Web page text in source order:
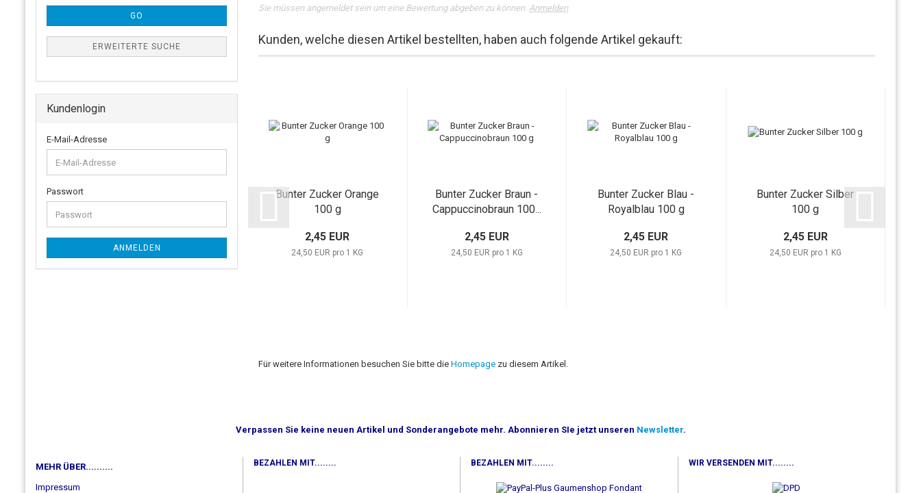
Sie müssen angemeldet sein um eine Bewertung abgeben zu können. Anmelden
Kunden, welche diesen Artikel bestellten, haben auch folgende Artikel gekauft:
Bunter Zucker Orange
100 g
2,45 EUR
24,50 EUR pro 1 KG
Bunter Zucker Braun -
Cappuccinobraun 100...
2,45 EUR
24,50 EUR pro 1 KG
Bunter Zucker Blau -
Royalblau 100 g
2,45 EUR
24,50 EUR pro 1 KG
Bunter Zucker Silber
100 g
2,45 EUR
24,50 EUR pro 1 KG
Für weitere Informationen besuchen Sie bitte die Homepage zu diesem Artikel.
GO
ERWEITERTE SUCHE
Kundenlogin
E-Mail-Adresse
Passwort
ANMELDEN
Verpassen Sie keine neuen Artikel und Sonderangebote mehr. Abonnieren SIe jetzt unseren Newsletter.
MEHR ÜBER..........
Impressum
BEZAHLEN MIT........ BEZAHLEN MIT........ WIR VERSENDEN MIT........